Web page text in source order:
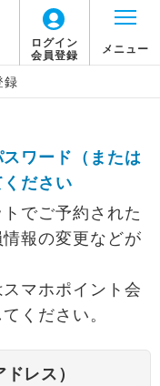
ログイン
会員登録
メニュー
録
ワード（または
ださい
でご予約された
報の変更などが
マホポイント会
ください。
レス）